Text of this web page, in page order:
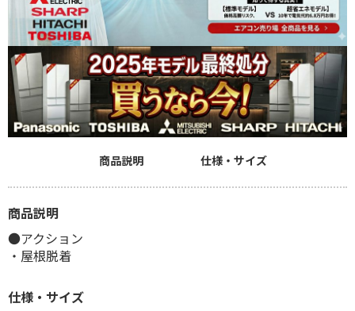
商品説明 仕様・サイズ
商品説明
●アクション
・屋根脱着
仕様・サイズ